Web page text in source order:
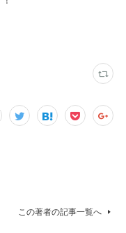
この著者の記事一覧へ